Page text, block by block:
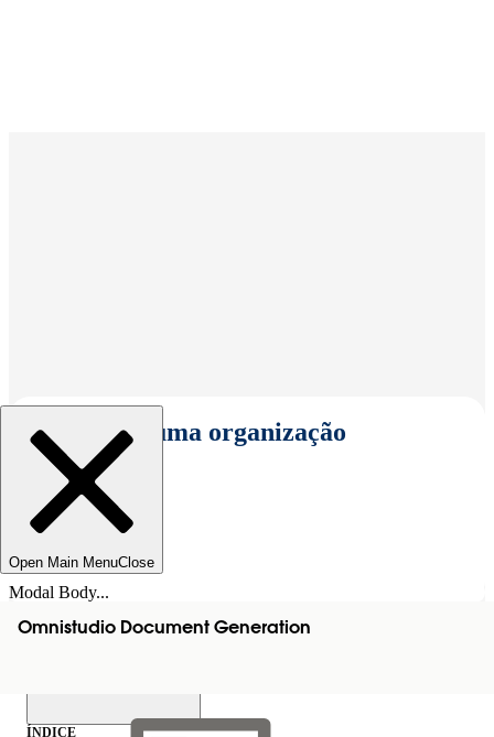
Selecionar uma organização
Open Main MenuClose
Modal Body...
Omnistudio Document Generation
ÍNDICE